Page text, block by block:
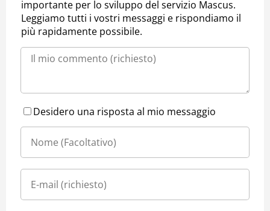
importante per lo sviluppo del servizio Mascus.
Leggiamo tutti i vostri messaggi e rispondiamo il
più rapidamente possibile.
Desidero una risposta al mio messaggio